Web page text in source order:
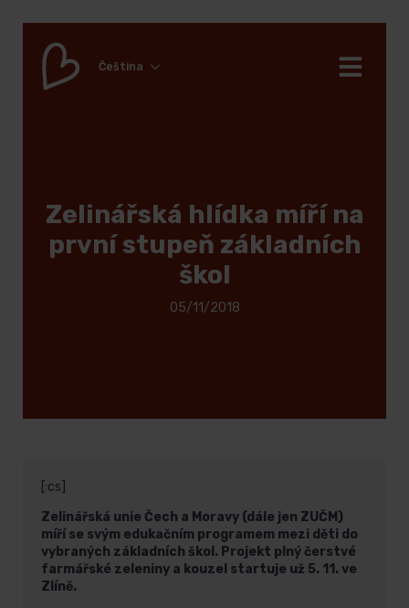
Čeština
Zelinářská hlídka míří na
první stupeň základních
škol
05/11/2018
[:cs]
Zelinářská unie Čech a Moravy (dále jen ZUČM)
míří se svým edukačním programem mezi děti do
vybraných základních škol. Projekt plný čerstvé
farmářské zeleniny a kouzel startuje už 5. 11. ve
Zlíně.